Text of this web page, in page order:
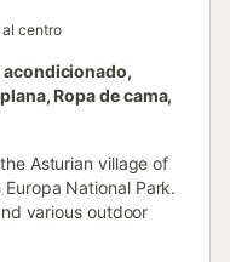
centro
Ropa de cama,
Asturian village of
National Park.
various outdoor